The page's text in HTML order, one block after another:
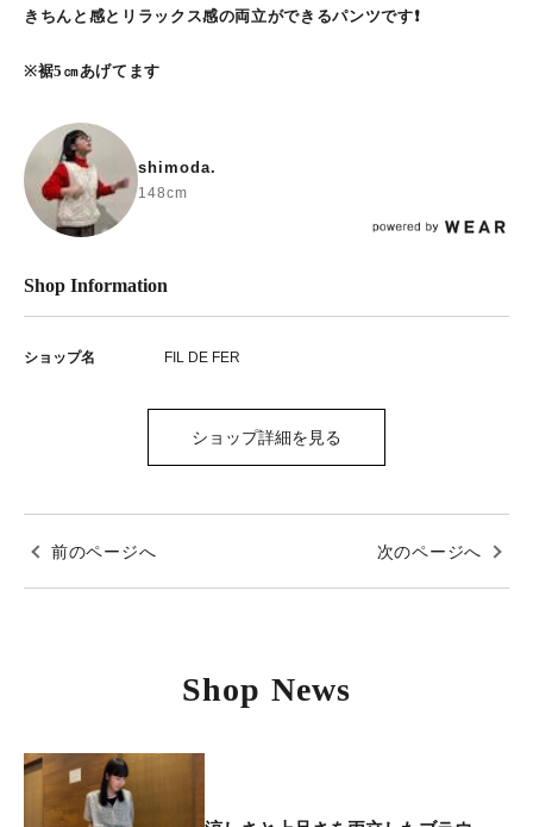
きちんと感とリラックス感の両立ができるパンツです❗️
※裾5㎝あげてます
shimoda.
148cm
Shop Information
ショップ名 FIL DE FER
ショップ詳細を見る
前のページへ 次のページへ
Shop News